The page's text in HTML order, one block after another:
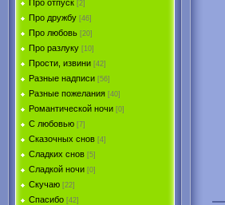
Про отпуск [2]
Про дружбу [46]
Про любовь [20]
Про разлуку [10]
Прости, извини [42]
Разные надписи [56]
Разные пожелания [40]
Романтической ночи [0]
С любовью [7]
Сказочных снов [4]
Сладких снов [5]
Сладкой ночи [0]
Скучаю [22]
Спасибо [42]